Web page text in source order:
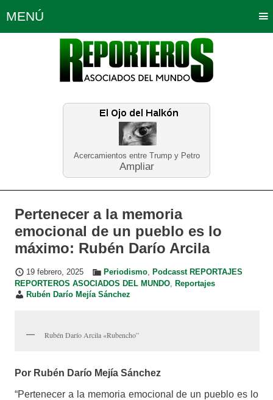
Acercamientos entre Trump y Petro
Ampliar
MENÚ
Política Opinión Bogotá
Planeta Tierra Deportes
Educación Neira
Pertenecer a la memoria
emocional de un pueblo es lo
máximo: Rubén Darío Arcila
19 febrero, 2025 Periodismo, Podcasst REPORTAJES
REPORTEROS ASOCIADOS DEL MUNDO, Reportajes
Rubén Darío Mejía Sánchez
Rubén Darío Arcila «Rubencho”
Por Rubén Darío Mejía Sánchez
“Pertenecer a la memoria emocional de un pueblo es lo